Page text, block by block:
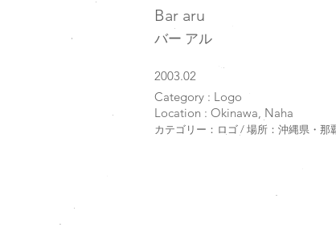
Bar aru
カテゴリー：ロゴ / 場所：沖縄県・那
Category : Logo
Location : Okinawa, Naha
2003.02
バー アル